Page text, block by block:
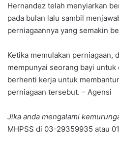
Hernandez telah menyiarkan
pada bulan lalu sambil
perniagaannya yang semakin
Ketika memulakan perniagaan,
mempunyai seorang bayi untuk
berhenti kerja untuk
perniagaan tersebut. – Agensi
Jika anda mengalami
MHPSS di 03-29359935 atau